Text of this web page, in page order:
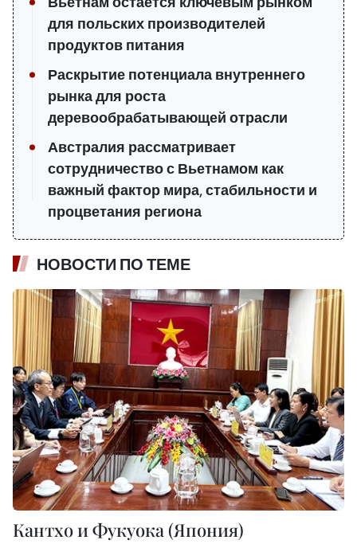
для польских производителей
продуктов питания
Раскрытие потенциала внутреннего
рынка для роста
деревообрабатывающей отрасли
Австралия рассматривает
сотрудничество с Вьетнамом как
важный фактор мира, стабильности и
процветания региона
НОВОСТИ ПО ТЕМЕ
Кантхо и Фукуока (Япония)